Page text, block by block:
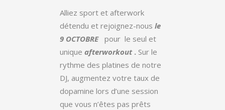
Alliez sport et afterwork
détendu et rejoignez-nous le
9 OCTOBRE pour le seul et
unique afterworkout . Sur le
rythme des platines de notre
DJ, augmentez votre taux de
dopamine lors d’une session
que vous n’êtes pas prêts